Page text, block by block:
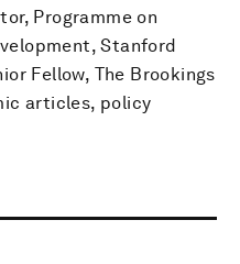
Programme on
Stanford
Fellow, The Brookings
articles, policy